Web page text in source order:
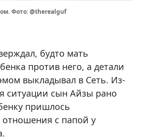
Фото: @therealguf
будто мать
против него, а детали
выкладывал в Сеть. Из-
ситуации сын Айзы рано
пришлось
с папой у